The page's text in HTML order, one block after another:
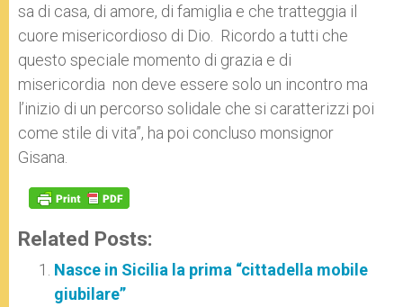
sa di casa, di amore, di famiglia e che tratteggia il
cuore misericordioso di Dio. Ricordo a tutti che
questo speciale momento di grazia e di
misericordia non deve essere solo un incontro ma
l’inizio di un percorso solidale che si caratterizzi poi
come stile di vita”, ha poi concluso monsignor
Gisana.
Related Posts:
Nasce in Sicilia la prima “cittadella mobile
giubilare”